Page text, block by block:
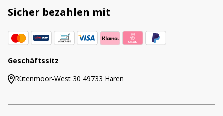
Sicher bezahlen mit
Geschäftssitz
Rütenmoor-West 30 49733 Haren